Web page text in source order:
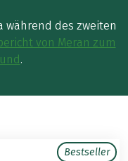
während des zweiten
von Meran zum
.
Bestseller